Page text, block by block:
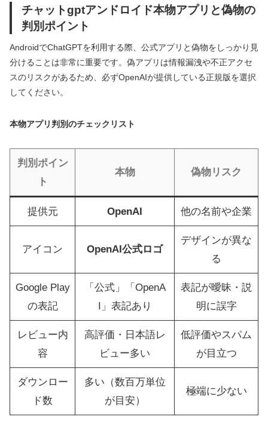
チャットgptアンドロイド本物アプリと偽物の
判別ポイント
AndroidでChatGPTを利用する際、公式アプリと偽物をしっかり見
分けることは非常に重要です。偽アプリは情報漏洩や不正アクセ
スのリスクがあるため、必ずOpenAIが提供している正規版を選択
してください。
本物アプリ判別のチェックリスト
判別ポイン
ト
本物 偽物リスク
提供元 OpenAI 他の名前や企業
アイコン OpenAI公式ロゴ
デザインが異な
る
Google Play
の表記
「公式」「OpenA
I」表記あり
表記が曖昧・説
明に誤字
レビュー内
容
高評価・日本語レ
ビュー多い
低評価やスパム
が目立つ
ダウンロー
ド数
多い（数百万単位
が目安）
極端に少ない